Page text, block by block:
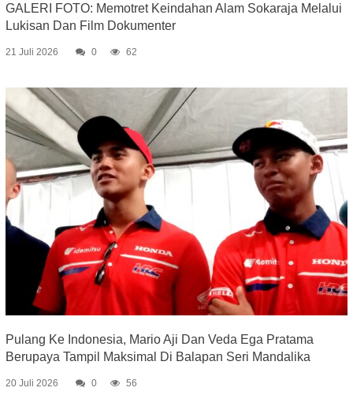
GALERI FOTO: Memotret Keindahan Alam Sokaraja Melalui
Lukisan Dan Film Dokumenter
21 Juli 2026 0 62
Pulang Ke Indonesia, Mario Aji Dan Veda Ega Pratama
Berupaya Tampil Maksimal Di Balapan Seri Mandalika
20 Juli 2026 0 56